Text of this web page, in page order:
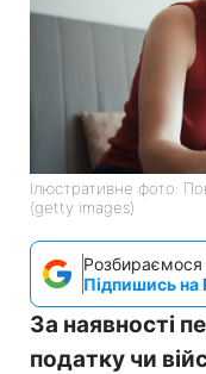
Ілюстративне фото:
(getty images)
Розбираємося
Підпишись на
За наявності
податку чи